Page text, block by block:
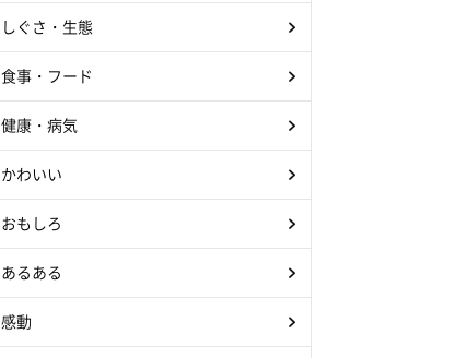
しぐさ・生態
食事・フード
健康・病気
かわいい
おもしろ
あるある
感動